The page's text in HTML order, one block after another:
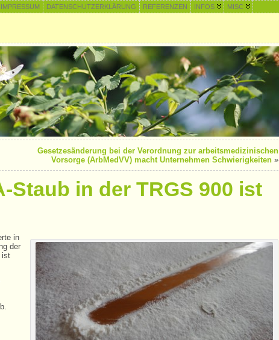
IMPRESSUM DATENSCHUTZERKLÄRUNG REFERENZEN INFOS MISC
Gesetzesänderung bei der Verordnung zur arbeitsmedizinischen
Vorsorge (ArbMedVV) macht Unternehmen Schwierigkeiten»
Staub in der TRGS 900 ist
in
der
ist